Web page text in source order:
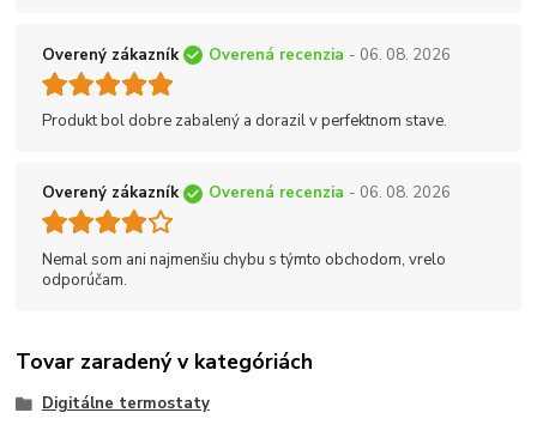
Overený zákazník Overená recenzia - 06. 08. 2026
Produkt bol dobre zabalený a dorazil v perfektnom stave.
Overený zákazník Overená recenzia - 06. 08. 2026
Nemal som ani najmenšiu chybu s týmto obchodom, vrelo
odporúčam.
Tovar zaradený v kategóriách
Digitálne termostaty